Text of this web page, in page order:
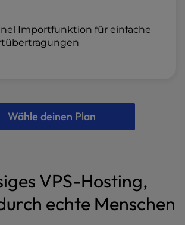
Importfunktion für einfache
Wähle deinen Plan
VPS-Hosting,
echte Menschen